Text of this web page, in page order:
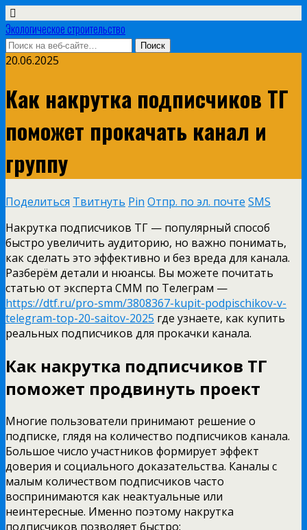
Экологическое строительство
20.06.2025
Как накрутка подписчиков ТГ
поможет прокачать канал и
группу
Поделиться Твитнуть Pin Отпр. по эл. почте SMS
Накрутка подписчиков ТГ — популярный способ
быстро увеличить аудиторию, но важно понимать,
как сделать это эффективно и без вреда для канала.
Разберём детали и нюансы. Вы можете почитать
статью от эксперта СММ по Телеграм —
https://dtf.ru/pro-smm/3808367-kupit-podpischikov-v-
telegram-top-20-saitov-2025 где узнаете, как купить
реальных подписчиков для прокачки канала.
Как накрутка подписчиков ТГ
поможет продвинуть проект
Многие пользователи принимают решение о
подписке, глядя на количество подписчиков канала.
Большое число участников формирует эффект
доверия и социального доказательства. Каналы с
малым количеством подписчиков часто
воспринимаются как неактуальные или
неинтересные. Именно поэтому накрутка
подписчиков позволяет быстро: